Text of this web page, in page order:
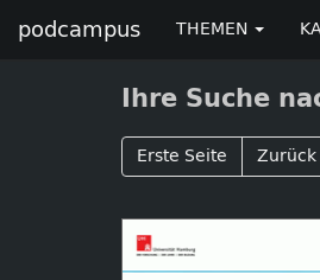
podcampus THEMEN
Ihre Suche
Erste Seite Zurück